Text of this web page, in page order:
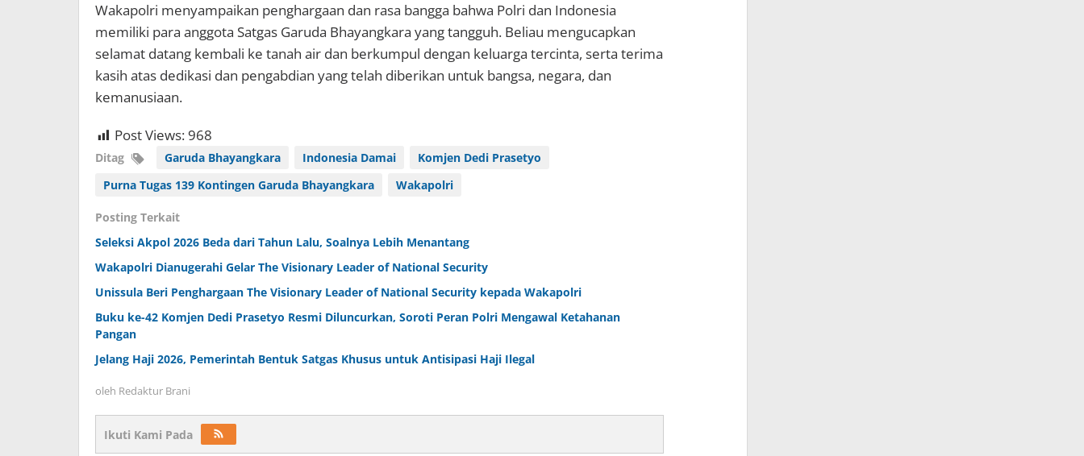
Wakapolri menyampaikan penghargaan dan rasa bangga bahwa Polri dan Indonesia
memiliki para anggota Satgas Garuda Bhayangkara yang tangguh. Beliau mengucapkan
selamat datang kembali ke tanah air dan berkumpul dengan keluarga tercinta, serta terima
kasih atas dedikasi dan pengabdian yang telah diberikan untuk bangsa, negara, dan
kemanusiaan.
Post Views: 968
Ditag Garuda Bhayangkara Indonesia Damai
Komjen Dedi Prasetyo
Purna Tugas 139 Kontingen Garuda Bhayangkara
Wakapolri
Posting Terkait
Seleksi Akpol 2026 Beda dari Tahun Lalu, Soalnya Lebih Menantang
Wakapolri Dianugerahi Gelar The Visionary Leader of National Security
Unissula Beri Penghargaan The Visionary Leader of National Security kepada Wakapolri
Buku ke-42 Komjen Dedi Prasetyo Resmi Diluncurkan, Soroti Peran Polri Mengawal Ketahanan
Pangan
Jelang Haji 2026, Pemerintah Bentuk Satgas Khusus untuk Antisipasi Haji Ilegal
oleh Redaktur Brani
Ikuti Kami Pada